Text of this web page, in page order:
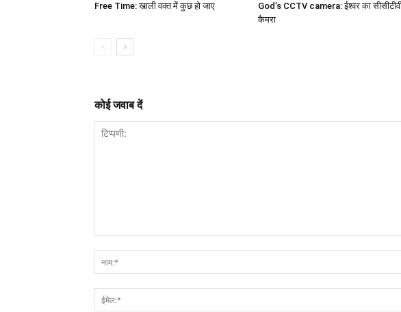
Free Time: खाली वक्त में कुछ हो जाए
God’s CCTV camera: ईश्वर का
कैमरा
कोई जवाब दें